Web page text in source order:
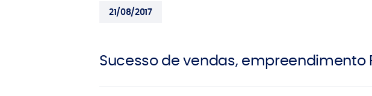
21/08/2017
Sucesso de vendas,